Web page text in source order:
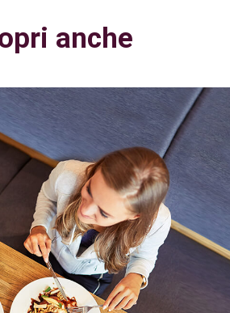
anche